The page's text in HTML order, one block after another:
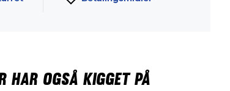
HAR OGSÅ KIGGET PÅ